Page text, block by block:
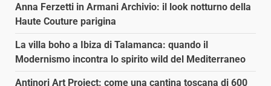
Anna Ferzetti in Armani Archivio: il look notturno della
Haute Couture parigina
La villa boho a Ibiza di Talamanca: quando il
Modernismo incontra lo spirito wild del Mediterraneo
Antinori Art Project: come una cantina toscana di 600